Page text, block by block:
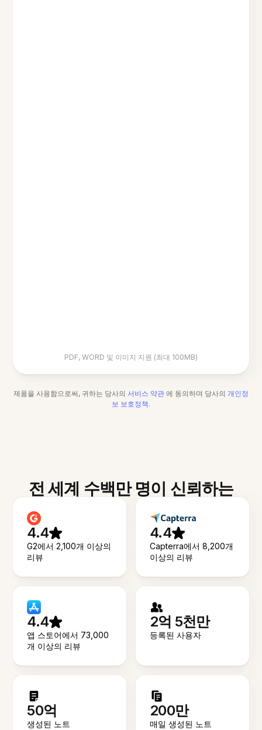
PDF, WORD 및 이미지 지원 (최대 100MB)
제품을 사용함으로써, 귀하는 당사의 서비스 약관 에 동의하며 당사의 개인정
보 보호정책.
전 세계 수백만 명이 신뢰하는
4.4
G2에서 2,100개 이상의
리뷰
4.4
Capterra에서 8,200개
이상의 리뷰
4.4
앱 스토어에서 73,000
개 이상의 리뷰
2억 5천만
등록된 사용자
50억
생성된 노트
200만
매일 생성된 노트